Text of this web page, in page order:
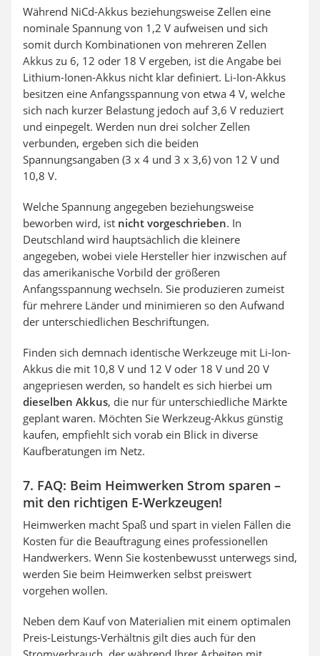
Während NiCd-Akkus beziehungsweise Zellen eine
nominale Spannung von 1,2 V aufweisen und sich
somit durch Kombinationen von mehreren Zellen
Akkus zu 6, 12 oder 18 V ergeben, ist die Angabe bei
Lithium-Ionen-Akkus nicht klar definiert. Li-Ion-Akkus
besitzen eine Anfangsspannung von etwa 4 V, welche
sich nach kurzer Belastung jedoch auf 3,6 V reduziert
und einpegelt. Werden nun drei solcher Zellen
verbunden, ergeben sich die beiden
Spannungsangaben (3 x 4 und 3 x 3,6) von 12 V und
10,8 V.
Welche Spannung angegeben beziehungsweise
beworben wird, ist nicht vorgeschrieben. In
Deutschland wird hauptsächlich die kleinere
angegeben, wobei viele Hersteller hier inzwischen auf
das amerikanische Vorbild der größeren
Anfangsspannung wechseln. Sie produzieren zumeist
für mehrere Länder und minimieren so den Aufwand
der unterschiedlichen Beschriftungen.
Finden sich demnach identische Werkzeuge mit Li-Ion-
Akkus die mit 10,8 V und 12 V oder 18 V und 20 V
angepriesen werden, so handelt es sich hierbei um
dieselben Akkus, die nur für unterschiedliche Märkte
geplant waren. Möchten Sie Werkzeug-Akkus günstig
kaufen, empfiehlt sich vorab ein Blick in diverse
Kaufberatungen im Netz.
7. FAQ: Beim Heimwerken Strom sparen –
mit den richtigen E-Werkzeugen!
Heimwerken macht Spaß und spart in vielen Fällen die
Kosten für die Beauftragung eines professionellen
Handwerkers. Wenn Sie kostenbewusst unterwegs sind,
werden Sie beim Heimwerken selbst preiswert
vorgehen wollen.
Neben dem Kauf von Materialien mit einem optimalen
Preis-Leistungs-Verhältnis gilt dies auch für den